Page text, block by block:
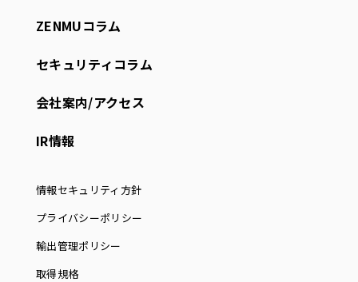
ZENMUコラム
セキュリティコラム
会社案内/アクセス
IR情報
情報セキュリティ方針
プライバシーポリシー
輸出管理ポリシー
取得規格